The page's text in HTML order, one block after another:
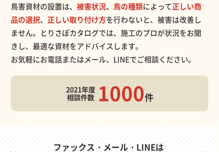
鳥害資材の設置は、被害状況、 鳥の種類によって正しい商
品の選択、 正しい取り付け方を行わないと、被害は改善し
ません。とりさぽカタログでは、施工のプロが状況をお聞
きし、最適な資材をアドバイスします。
お気軽にお電話またはメール、LINEでご相談ください。
2021年度
相談件数 1000件
ファックス・メール・LINEは